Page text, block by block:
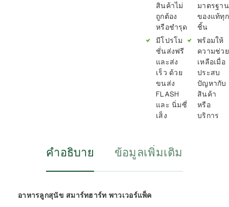
สินค้าไม่
ถูกต้อง
หรือชำรุด
มีโปรโม
ชั่นส่งฟรี
และส่ง
เร็ว ด้วย
ขนส่ง
FLASH
และ นิ่มซี่
เส็ง
มาตรฐาน
ของแท้ทุก
ชิ้น
พร้อมให้
ความช่วย
เหลือเมื่อ
ประสบ
ปัญหากับ
สินค้า
หรือ
บริการ
คำอธิบาย ข้อมูลเพิ่มเติม
อาหารลูกสุนัข สมาร์ทฮาร์ท พาวเวอร์แพ็ค